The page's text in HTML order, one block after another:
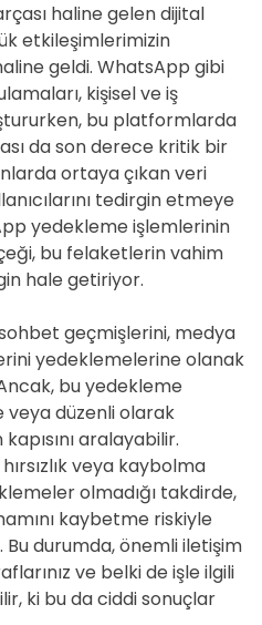
haline gelen dijital
etkileşimlerimizin
geldi. WhatsApp gibi
kişisel ve iş
bu platformlarda
da son derece kritik bir
ortaya çıkan veri
tedirgin etmeye
yedekleme işlemlerinin
bu felaketlerin vahim
hale getiriyor.
geçmişlerini, medya
yedeklemelerine olanak
bu yedekleme
veya düzenli olarak
aralayabilir.
veya kaybolma
olmadığı takdirde,
kaybetme riskiyle
Bu durumda, önemli iletişim
ve belki de işle ilgili
ki bu da ciddi sonuçlar